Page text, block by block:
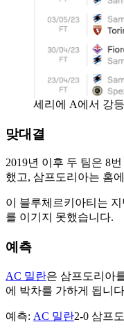
세리에 A에서 강
맞대결
2019년 이후 두 팀은 8
했고, 삼프도리아는 홈
이 블루체르키아티는
를 이기지 못했습니다.
예측
AC 밀란은 삼프도리아
에 박차를 가하게 됩니
예측: AC 밀란2-0 삼프